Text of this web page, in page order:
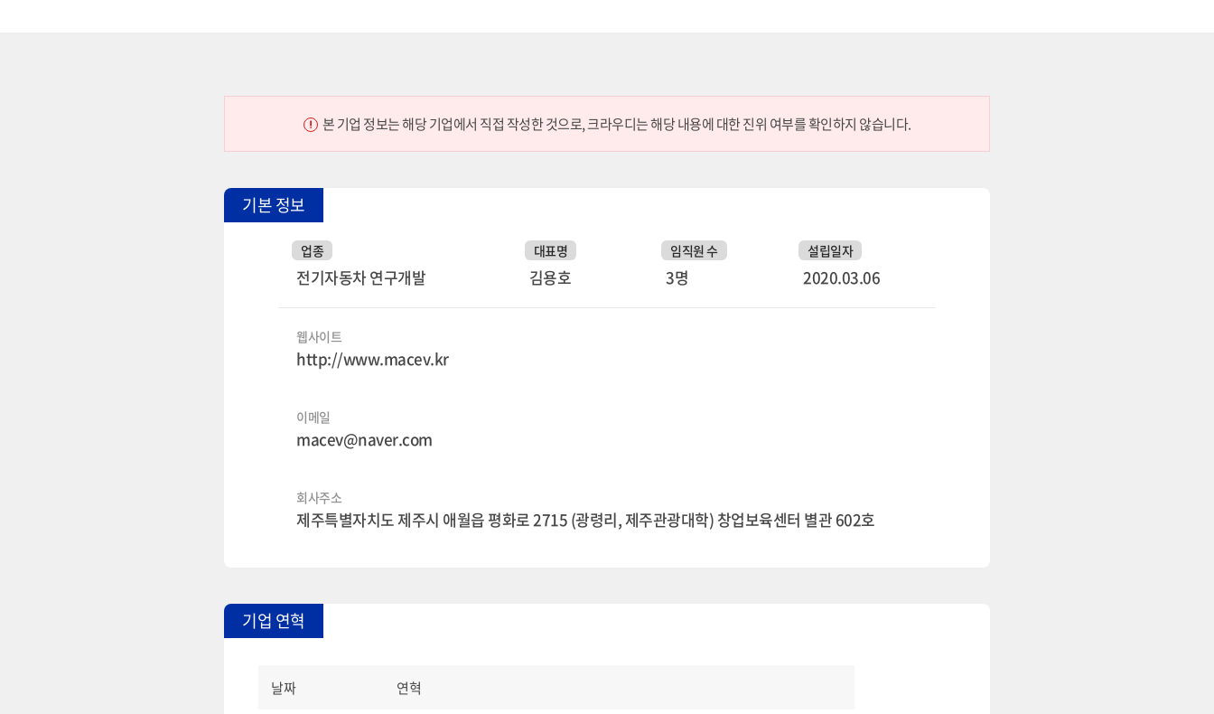
본 기업 정보는 해당 기업에서 직접 작성한 것으로,크라우디는 해당 내용에 대한 진위 여부를 확인하지 않습니다.
기본 정보
업종
전기자동차 연구개발
대표명
김용호
임직원 수
3명
설립일자
2020.03.06
웹사이트
http://www.macev.kr
이메일
macev@naver.com
회사주소
제주특별자치도 제주시 애월읍 평화로 2715 (광령리, 제주관광대학) 창업보육센터 별관 602호
기업 연혁
날짜 연혁